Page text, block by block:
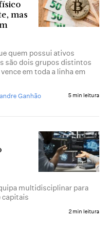
mas
quem possui ativos
são dois grupos distintos
em toda a linha em
Ganhão 5 min leitura
multidisciplinar para
capitais
2 min leitura